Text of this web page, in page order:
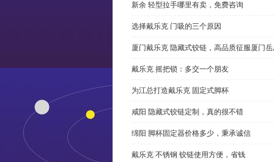
新余 轻型拉手哪里有卖，免费咨询
选择戴乐克 门吸的三个原因
厦门戴乐克 隐藏式铰链，高品质征服厦门
戴乐克 摇把锁：多交一个朋友
为江总打造戴乐克 固定式脚杯
咸阳 隐藏式铰链定制，真的很不错
绵阳 脚杯固定器价格多少，秉承诚信
戴乐克 不锈钢 铰链使用方便，省钱